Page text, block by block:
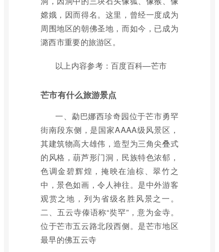
嫦娥，因而得名。这里，曾经一度成为
周围地区的朝佛圣地，而如今，已成为
潞西市重要的旅游区。
以上内容参考：百度百科—芒市
芒市有什么旅游景点
一、勐巴娜西珍奇园位于芒市勇罕
街南段东侧，是国家AAAA级风景区，
其建筑物高大雄伟，造型为三角尖叠式
的风格，葫芦形门洞，民族特色浓郁，
色调金碧辉煌，掩映在油棕、翠竹之
中，景色如画，令人神往。是中外游客
观赏之地，列为省级名胜风景之一。
二、五云寺傣语称“奘罕”，意为金寺。
位于芒市五云路北段西侧。是芒市地区
最早的佛五云寺